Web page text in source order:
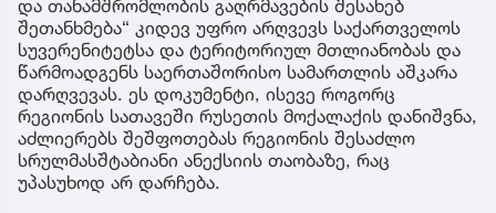
და თანამშრომლობის გაღრმავების შესახებ
შეთანხმება“ კიდევ უფრო არღვევს საქართველოს
სუვერენიტეტსა და ტერიტორიულ მთლიანობას და
წარმოადგენს საერთაშორისო სამართლის აშკარა
დარღვევას. ეს დოკუმენტი, ისევე როგორც
რეგიონის სათავეში რუსეთის მოქალაქის დანიშვნა,
აძლიერებს შეშფოთებას რეგიონის შესაძლო
სრულმასშტაბიანი ანექსიის თაობაზე, რაც
უპასუხოდ არ დარჩება.